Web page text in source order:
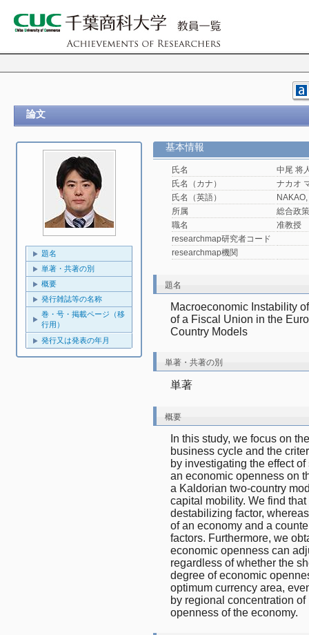
論文
題名
単著・共著の別
概要
発行雑誌等の名称
巻・号・掲載ページ（移
行用）
発行又は発表の年月
基本情報
氏名
中尾 将
氏名（カナ）
ナカオ
氏名（英語）
所属
総合政
職名
准教授
researchmap研究者コード
researchmap機関
題名
Macroeconomic Instability
of a Fiscal Union in the
Country Models
単著・共著の別
単著
概要
In this study, we focus on
business cycle and the
by investigating the effect
an economic openness on
a Kaldorian two-country
capital mobility. We find
destabilizing factor,
of an economy and a
factors. Furthermore, we
economic openness can
regardless of whether the
degree of economic
optimum currency area,
by regional concentration
openness of the economy.